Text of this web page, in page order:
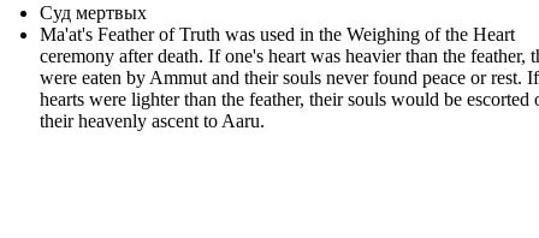
Суд мертвых
Ma'at's Feather of Truth was used in the Weighing of the Heart
ceremony after death. If one's heart was heavier than the feather,
were eaten by Ammut and their souls never found peace or rest.
hearts were lighter than the feather, their souls would be escorted
their heavenly ascent to Aaru.